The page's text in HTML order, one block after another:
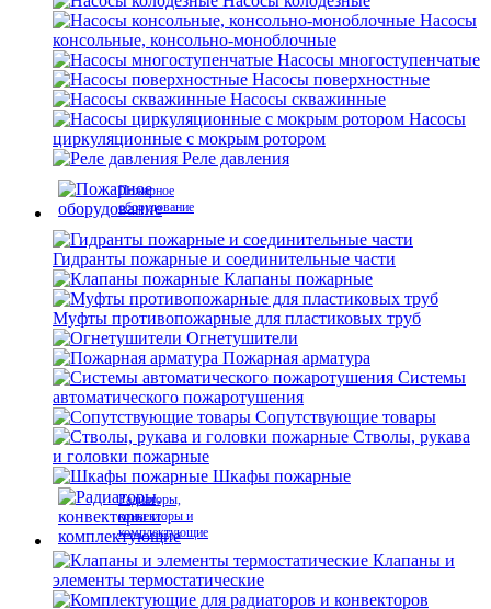
Насосы
консольные, консольно-моноблочные
Насосы многоступенчатые
Насосы поверхностные
Насосы скважинные
Насосы
циркуляционные с мокрым ротором
Реле давления
Пожарное
оборудование
Гидранты пожарные и соединительные части
Клапаны пожарные
Муфты противопожарные для пластиковых труб
Огнетушители
Пожарная арматура
Системы
автоматического пожаротушения
Сопутствующие товары
Стволы, рукава
и головки пожарные
Шкафы пожарные
Радиаторы,
конвекторы и
комплектующие
Клапаны и
элементы термостатические